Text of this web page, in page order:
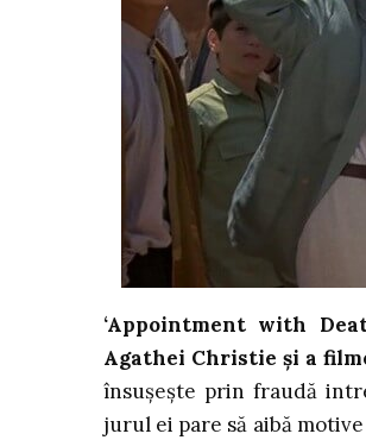
‘Appointment with
Agathei Christie și a
însușește prin fraudă
jurul ei pare să aibă